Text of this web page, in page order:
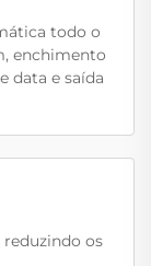
todo o
enchimento
data e saída
reduzindo os